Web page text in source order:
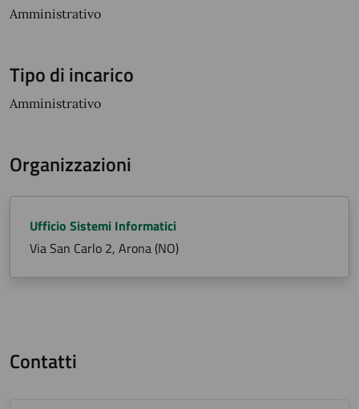
Amministrativo
Tipo di incarico
Amministrativo
Organizzazioni
Ufficio Sistemi Informatici
Via San Carlo 2, Arona (NO)
Contatti